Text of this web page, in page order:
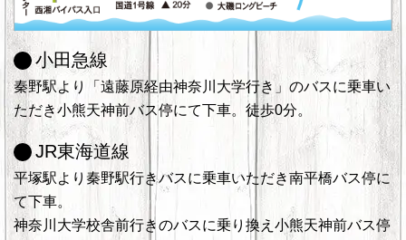
小田急線
秦野駅より「遠藤原経由神奈川大学行き」のバスに乗車い
ただき小熊天神前バス停にて下車。徒歩0分。
JR東海道線
平塚駅より秦野駅行きバスに乗車いただき南平橋バス停に
て下車。
神奈川大学校舎前行きのバスに乗り換え小熊天神前バス停